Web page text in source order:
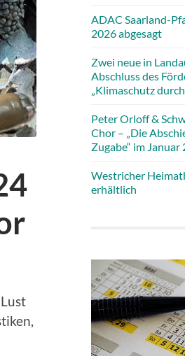
ADAC Saarland-
2026 abgesagt
Zwei neue in
Abschluss des
„Klimaschutz
Peter Orloff &
Chor – „Die
Zugabe“ im Januar
Westricher
erhältlich